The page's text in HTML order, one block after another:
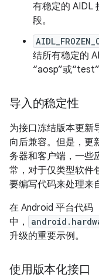
有稳定的 AIDL
段。
结所有稳定的
“aosp”或“test”
导入的稳定性
为接口冻结版本更新
向后兼容。但是，更
务器和客户端，一些
常，对于仅类型软件
要编写代码来处理来
在 Android 平台代码
中，
升级的重要示例。
使用版本化接口